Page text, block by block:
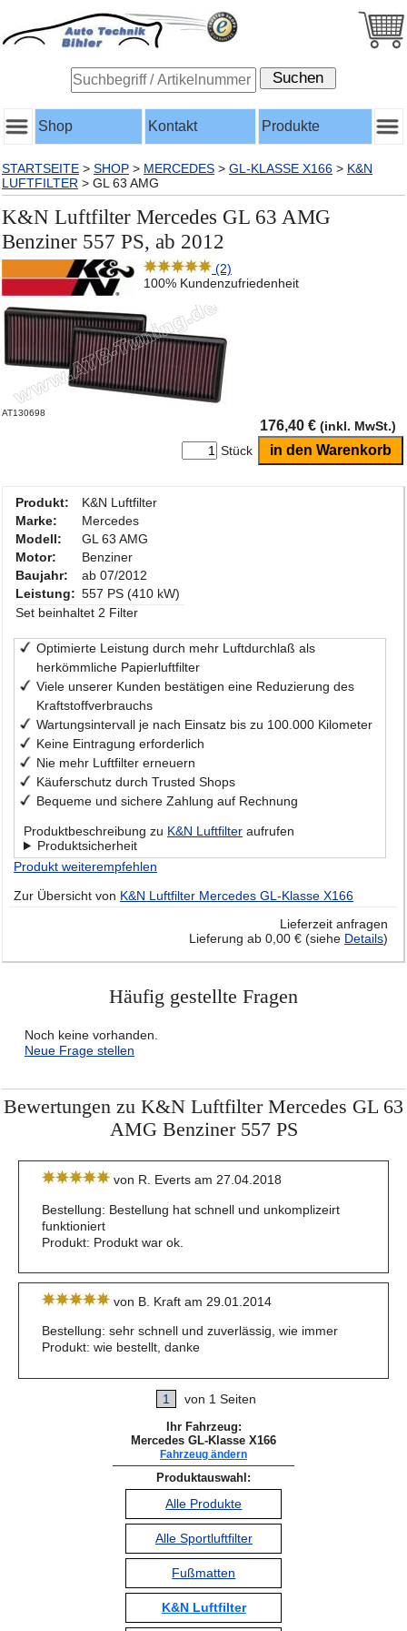
Shop Kontakt Produkte
STARTSEITE > SHOP > MERCEDES > GL-KLASSE X166 > K&N
LUFTFILTER > GL 63 AMG
K&N Luftfilter Mercedes GL 63 AMG
Benziner 557 PS, ab 2012
(2)
100% Kundenzufriedenheit
AT130698
176,40 € (inkl. MwSt.)
Stück
Produkt:
K&N Luftfilter
Marke:
Mercedes
Modell:
GL 63 AMG
Motor:
Benziner
Baujahr:
ab 07/2012
Leistung: 557 PS (410 kW)
Set beinhaltet 2 Filter
Optimierte Leistung durch mehr Luftdurchlaß als
herkömmliche Papierluftfilter
Viele unserer Kunden bestätigen eine Reduzierung des
Kraftstoffverbrauchs
Wartungsintervall je nach Einsatz bis zu 100.000 Kilometer
Keine Eintragung erforderlich
Nie mehr Luftfilter erneuern
Käuferschutz durch Trusted Shops
Bequeme und sichere Zahlung auf Rechnung
Produktbeschreibung zu K&N Luftfilter aufrufen
Produktsicherheit
Produkt weiterempfehlen
Zur Übersicht von K&N Luftfilter Mercedes GL-Klasse X166
Lieferzeit anfragen
Lieferung ab 0,00 € (siehe Details)
Häufig gestellte Fragen
Noch keine vorhanden.
Neue Frage stellen
Bewertungen zu K&N Luftfilter Mercedes GL 63
AMG Benziner 557 PS
von R. Everts am 27.04.2018
Bestellung: Bestellung hat schnell und unkomplizeirt
funktioniert
Produkt: Produkt war ok.
von B. Kraft am 29.01.2014
Bestellung: sehr schnell und zuverlässig, wie immer
Produkt: wie bestellt, danke
1 von 1 Seiten
Ihr Fahrzeug:
Mercedes GL-Klasse X166
Fahrzeug ändern
Produktauswahl:
Alle Produkte
Alle Sportluftfilter
Fußmatten
K&N Luftfilter